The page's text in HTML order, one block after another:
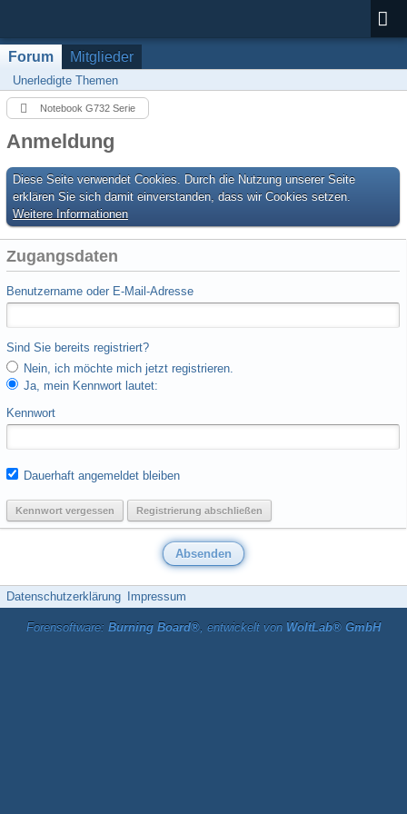
Forum Mitglieder
Unerledigte Themen
Notebook G732 Serie
Anmeldung
Diese Seite verwendet Cookies. Durch die Nutzung unserer Seite
erklären Sie sich damit einverstanden, dass wir Cookies setzen.
Weitere Informationen
Zugangsdaten
Benutzername oder E-Mail-Adresse
Sind Sie bereits registriert?
Nein, ich möchte mich jetzt registrieren.
Ja, mein Kennwort lautet:
Kennwort
Dauerhaft angemeldet bleiben
Kennwort vergessen Registrierung abschließen
Datenschutzerklärung Impressum
Forensoftware: Burning Board®, entwickelt von WoltLab® GmbH